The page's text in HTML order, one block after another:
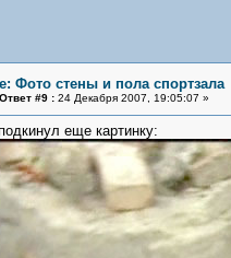
Фото стены и пола спортзала
Ответ #9 : 24 Декабря 2007, 19:05:07 »
еще картинку: